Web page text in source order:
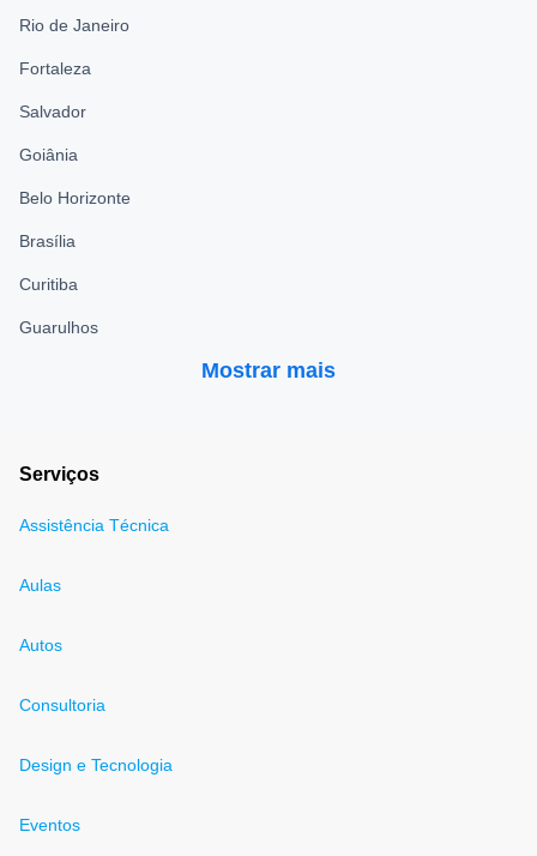
Rio de Janeiro
Fortaleza
Salvador
Goiânia
Belo Horizonte
Brasília
Curitiba
Guarulhos
Mostrar mais
Serviços
Assistência Técnica
Aulas
Autos
Consultoria
Design e Tecnologia
Eventos